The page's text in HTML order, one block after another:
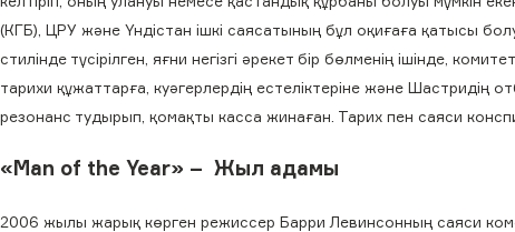
(КГБ), ЦРУ және Үндістан ішкі саясатының бұл оқиғаға қатысы
стилінде түсірілген, яғни негізгі әрекет бір бөлменің ішінде,
тарихи құжаттарға, куәгерлердің естеліктеріне және Шастридің
резонанс тудырып, қомақты касса жинаған. Тарих пен саяси
«Man of the Year» – Жыл адамы
2006 жылы жарық көрген режиссер Барри Левинсонның саяси